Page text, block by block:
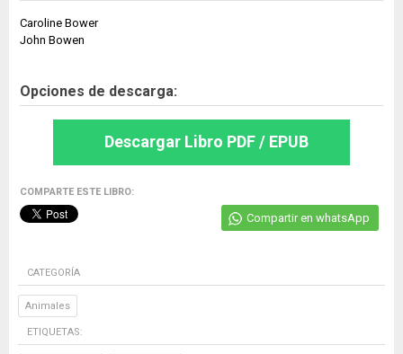
Caroline Bower
John Bowen
Opciones de descarga:
Descargar Libro PDF / EPUB
COMPARTE ESTE LIBRO:
Compartir en whatsApp
CATEGORÍA
Animales
ETIQUETAS: